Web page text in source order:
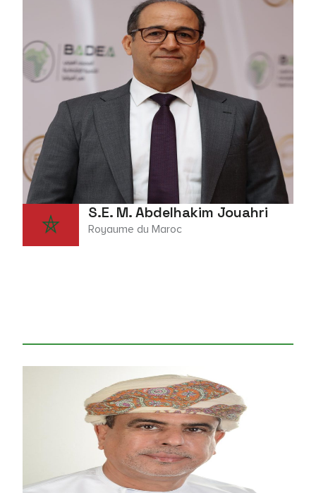
S.E. M. Abdelhakim Jouahri
Royaume du Maroc